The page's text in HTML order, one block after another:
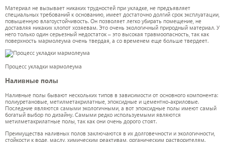
Материал не вызывает никаких трудностей при укладке, не предъявляет
специальных требований к основанию, имеет достаточно долгий срок эксплуатации,
повышенную влагоустойчивость. Он позволяет легко убирать помещение, не
доставляя никаких хлопот хозяевам. Это очень экологичный природный материал. У
него только один серьезный недостаток – это высокая травмоопасность, так как
поверхность мармолеума очень твердая, а со временем еще больше твердеет.
Процесс укладки мармолеума
Наливные полы
Наливные полы бывают нескольких типов в зависимости от основного компонента:
полиуретановые, метилметакрилатные, эпоксидные и цементно-акриловые.
Последние являются самыми экологичными, а вот эпоксидные полы имеют самый
богатый выбор по дизайну. Самыми редко используемыми являются
метилметакрилатные полы, так как они очень дорого стоят.
Преимущества наливных полов заключаются в их долговечности и экологичности,
стойкости к воде, маслу, химическим реактивам, органическим растворителям.